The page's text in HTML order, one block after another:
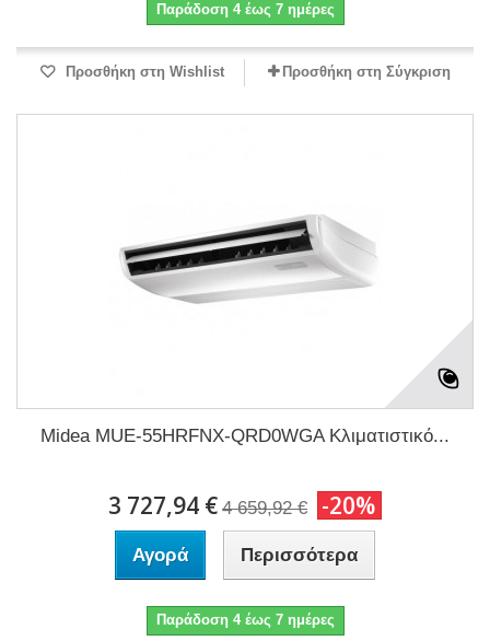
Παράδοση 4 έως 7 ημέρες
Προσθήκη στη Wishlist Προσθήκη στη Σύγκριση
Midea MUE-55HRFNX-QRD0WGA Κλιματιστικό...
3 727,94 € 4 659,92 € -20%
Αγορά Περισσότερα
Παράδοση 4 έως 7 ημέρες